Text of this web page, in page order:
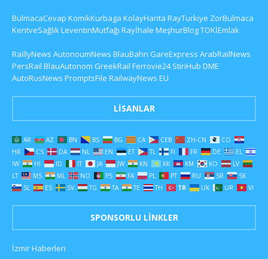
BulmacaCevap KomikKurbaga KolayHarita RayTurkiye ZorBulmaca
KentveSağlıkLeventinMutfağı Rayİhale MeşhurBlogTOKİEmlak
RaillyNews AutonoumNews BlauBahn GareExpress ArabRailNews
PersRail BlauAutonom GreekRail Ferrovie24 StiriHub DME
AutoRusNews PromptsFile RailwayNews EU
LISANLAR
AR AZ BN BS BG CA CEB ZH-CN
CO
HR
CS DA NL EN ET TL FI FR DE
EL
IW
HI ID IT JA JW KN KK KM KO
LV
LT
MS ML NO PS FA PL PT RU SR
SK
SL
ES SV TG TA TE TH TR UK UR VI
SPONSORLU LINKLER
İzmir Haberleri